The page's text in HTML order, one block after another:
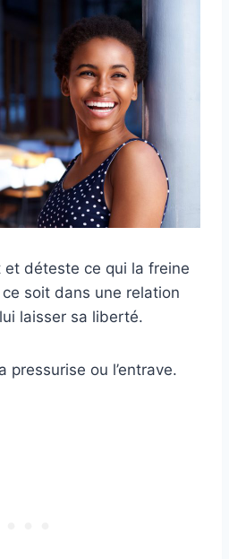
et déteste ce qui la freine
soit dans une relation
laisser sa liberté.
pressurise ou l’entrave.